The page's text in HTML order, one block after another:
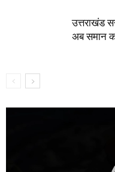
उत्तराखंड
अब समान